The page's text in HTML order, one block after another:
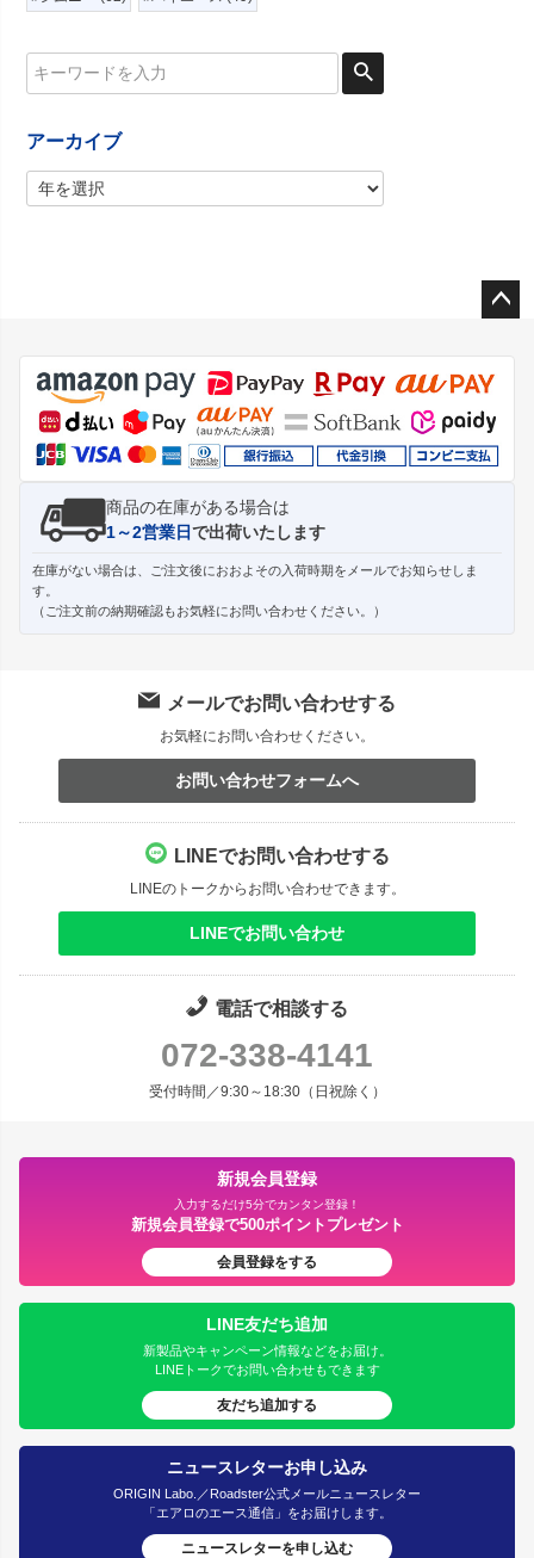
アーカイブ
ジト
ップ
へ
商品の在庫がある場合は
1～2営業日で出荷いたします
在庫がない場合は、ご注文後におおよその入荷時期をメールでお知らせしま
す。
（ご注文前の納期確認もお気軽にお問い合わせください。）
メールでお問い合わせする
お気軽にお問い合わせください。
お問い合わせフォームへ
LINEでお問い合わせする
LINEのトークからお問い合わせできます。
LINEでお問い合わせ
電話で相談する
072-338-4141
受付時間／9:30～18:30（日祝除く）
新規会員登録
入力するだけ5分でカンタン登録！
新規会員登録で500ポイントプレゼント
会員登録をする
LINE友だち追加
新製品やキャンペーン情報などをお届け。
LINEトークでお問い合わせもできます
友だち追加する
ニュースレターお申し込み
ORIGIN Labo.／Roadster公式メールニュースレター
「エアロのエース通信」をお届けします。
ニュースレターを申し込む